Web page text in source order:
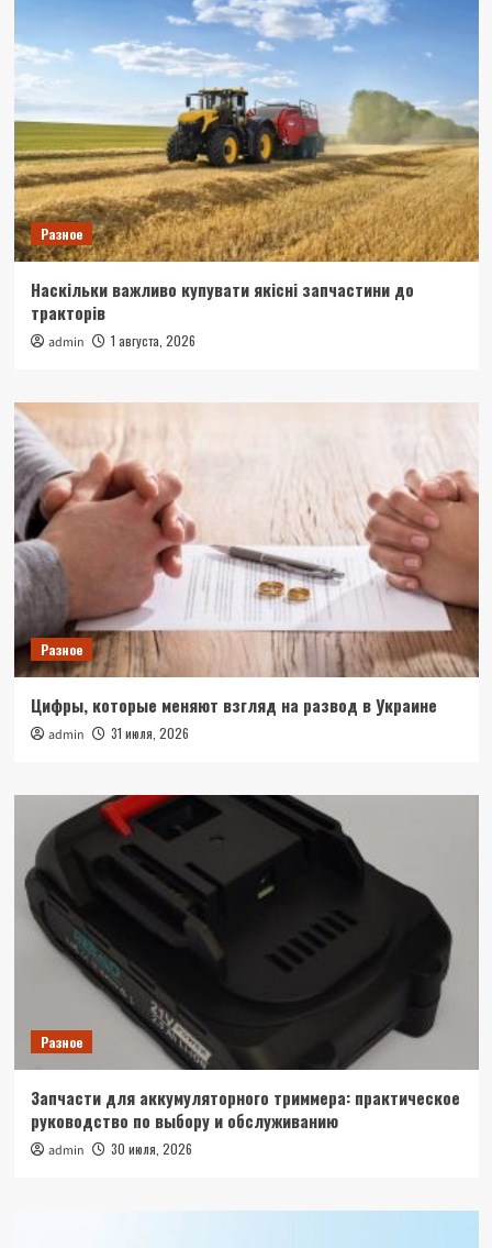
Разное
Наскільки важливо купувати якісні запчастини до
тракторів
admin 1 августа, 2026
Разное
Цифры, которые меняют взгляд на развод в Украине
admin 31 июля, 2026
Разное
Запчасти для аккумуляторного триммера: практическое
руководство по выбору и обслуживанию
admin 30 июля, 2026